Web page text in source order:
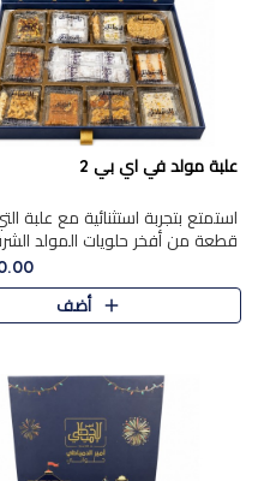
علبة مولد في اي بي 2
قطعة من أفخر حلويات المولد
تشكيلة تجمع بين الأصالة
تحتوي العلبة..
أضف